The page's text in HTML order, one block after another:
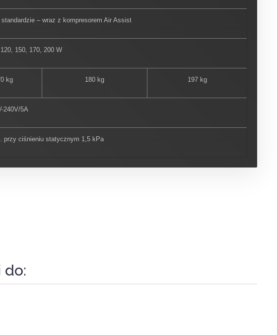
– wraz z kompresorem Air Assist
150, 170, 200 W
kg 180 kg 197 kg
240V/5A
przy ciśnieniu statycznym 1,5 kPa
do: